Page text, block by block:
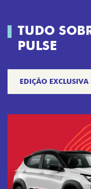
TUDO
PULSE
EDIÇÃO